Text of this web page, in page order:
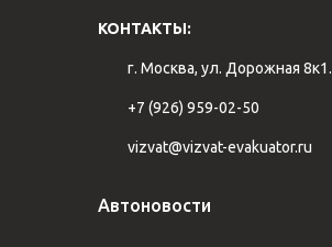
КОНТАКТЫ:
г. Москва, ул. Дорожная 8к1.
+7 (926) 959-02-50
vizvat@vizvat-evakuator.ru
Автоновости